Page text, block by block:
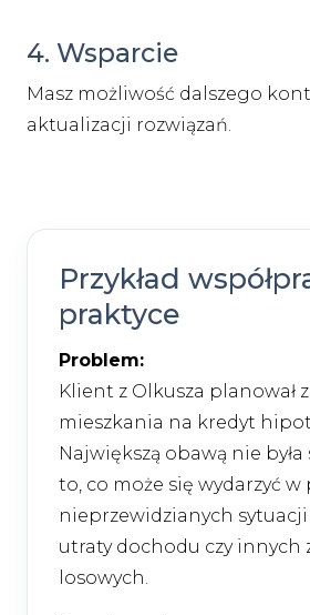
4. Wsparcie
Masz możliwość dalszego
aktualizacji rozwiązań.
Przykład
praktyce
Problem:
Klient z Olkusza planował
mieszkania na kredyt
Największą obawą nie była
to, co może się wydarzyć w
nieprzewidzianych
utraty dochodu czy innych
losowych.